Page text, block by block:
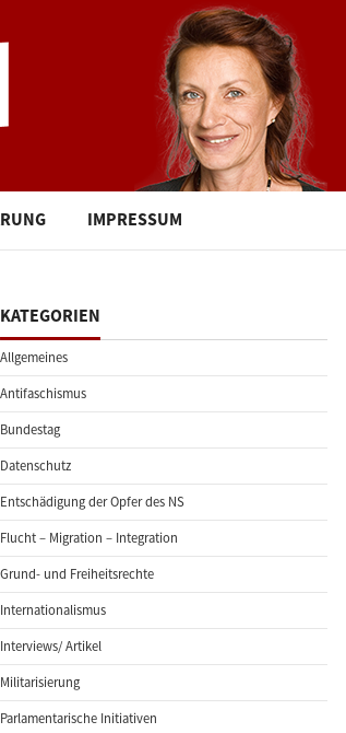
IMPRESSUM
KATEGORIEN
Allgemeines
Antifaschismus
Bundestag
Datenschutz
Entschädigung der Opfer des NS
Flucht – Migration – Integration
Grund- und Freiheitsrechte
Internationalismus
Interviews/ Artikel
Militarisierung
Parlamentarische Initiativen